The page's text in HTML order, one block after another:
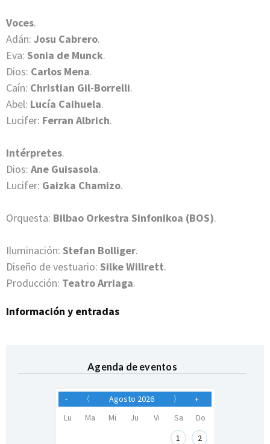
Voces.
Adán: Josu Cabrero.
Eva: Sonia de Munck.
Dios: Carlos Mena.
Caín: Christian Gil-Borrelli.
Abel: Lucía Caihuela.
Lucifer: Ferran Albrich.
Intérpretes.
Dios: Ane Guisasola.
Lucifer: Gaizka Chamizo.
Orquesta: Bilbao Orkestra Sinfonikoa (BOS).
Iluminación: Stefan Bolliger.
Diseño de vestuario: Silke Willrett.
Producción: Teatro Arriaga.
Información y entradas
Agenda de eventos
- 〈 Agosto 2026 〉
+
Lu
Ma Mi Ju Vi Sa
Do
1
2